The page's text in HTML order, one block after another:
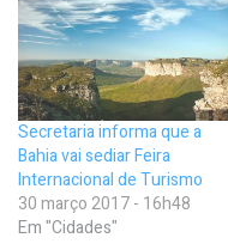
Secretaria informa que a
Bahia vai sediar Feira
Internacional de Turismo
30 março 2017 - 16h48
Em "Cidades"